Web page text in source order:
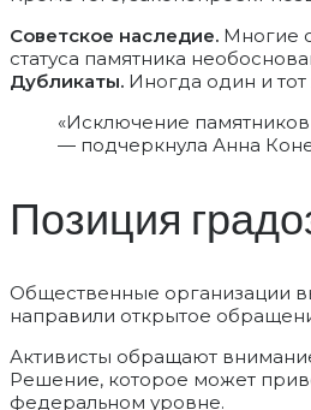
Советское наследие. Многие
статуса памятника
Дубликаты. Иногда один и
«Исключение памятников
— подчеркнула Анна
Позиция
Общественные организации
направили открытое
Активисты обращают
Решение, которое может
федеральном уровне.